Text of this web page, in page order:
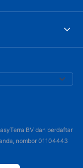
BV dan berdaftar
nombor 01104443